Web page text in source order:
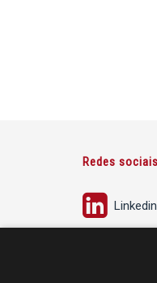
Redes sociais
Linkedin